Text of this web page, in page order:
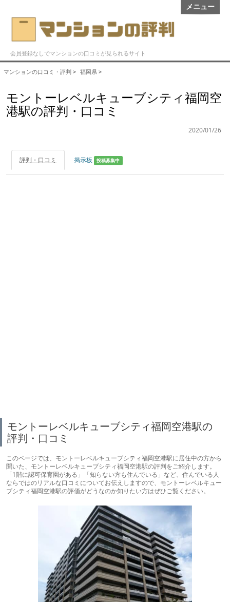
メニュー
会員登録なしでマンションの口コミが見られるサイト
マンションの口コミ・評判 > 福岡県 >
モントーレベルキューブシティ福岡空
港駅の評判・口コミ
2020/01/26
評判・口コミ 掲示板 投稿募集中
モントーレベルキューブシティ福岡空港駅の
評判・口コミ
このページでは、モントーレベルキューブシティ福岡空港駅に居住中の方から
聞いた、モントーレベルキューブシティ福岡空港駅の評判をご紹介します。
「1階に認可保育園がある」「知らない方も住んでいる」など、住んでいる人
ならではのリアルな口コミについてお伝えしますので、モントーレベルキュー
ブシティ福岡空港駅の評価がどうなのか知りたい方はぜひご覧ください。